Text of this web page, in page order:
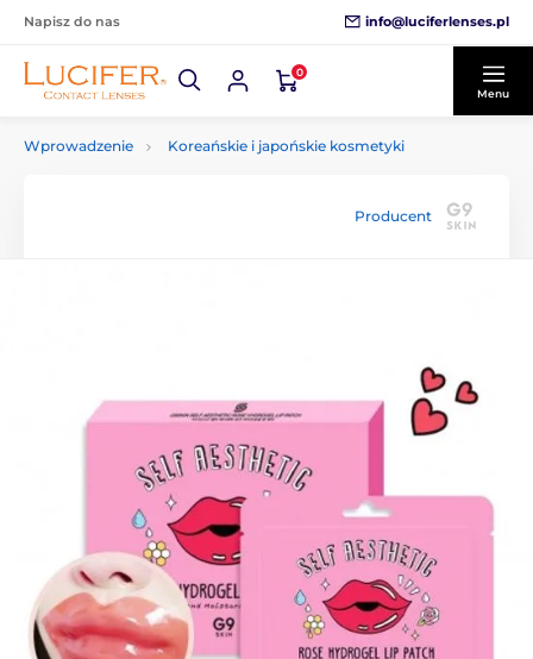
Napisz do nas info@luciferlenses.pl
0
Menu
Wprowadzenie Koreańskie i japońskie kosmetyki
Producent